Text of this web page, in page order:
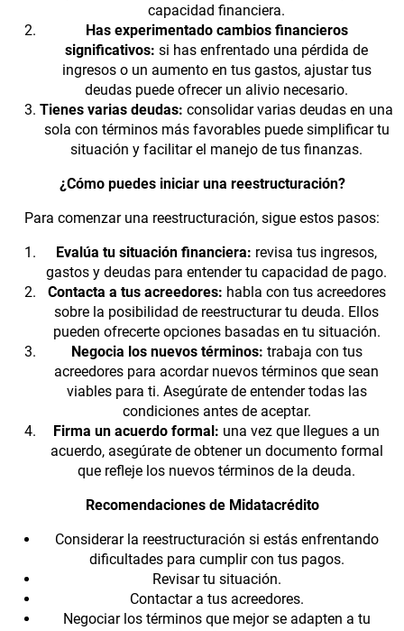
capacidad financiera.
Has experimentado cambios financieros
significativos: si has enfrentado una pérdida de
ingresos o un aumento en tus gastos, ajustar tus
deudas puede ofrecer un alivio necesario.
Tienes varias deudas: consolidar varias deudas en una
sola con términos más favorables puede simplificar tu
situación y facilitar el manejo de tus finanzas.
¿Cómo puedes iniciar una reestructuración?
Para comenzar una reestructuración, sigue estos pasos:
Evalúa tu situación financiera: revisa tus ingresos,
gastos y deudas para entender tu capacidad de pago.
Contacta a tus acreedores: habla con tus acreedores
sobre la posibilidad de reestructurar tu deuda. Ellos
pueden ofrecerte opciones basadas en tu situación.
Negocia los nuevos términos: trabaja con tus
acreedores para acordar nuevos términos que sean
viables para ti. Asegúrate de entender todas las
condiciones antes de aceptar.
Firma un acuerdo formal: una vez que llegues a un
acuerdo, asegúrate de obtener un documento formal
que refleje los nuevos términos de la deuda.
Recomendaciones de Midatacrédito
Considerar la reestructuración si estás enfrentando
dificultades para cumplir con tus pagos.
Revisar tu situación.
Contactar a tus acreedores.
Negociar los términos que mejor se adapten a tu